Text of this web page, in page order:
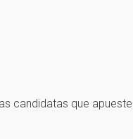
candidatas que